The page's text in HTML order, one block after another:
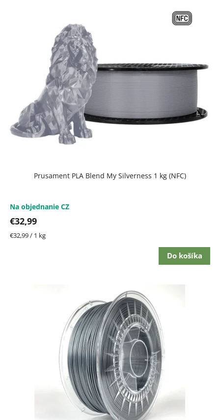
Prusament PLA Blend My Silverness 1 kg (NFC)
Na objednanie CZ
€32,99
Jednotková
€32,99 / 1 kg
Do košíka